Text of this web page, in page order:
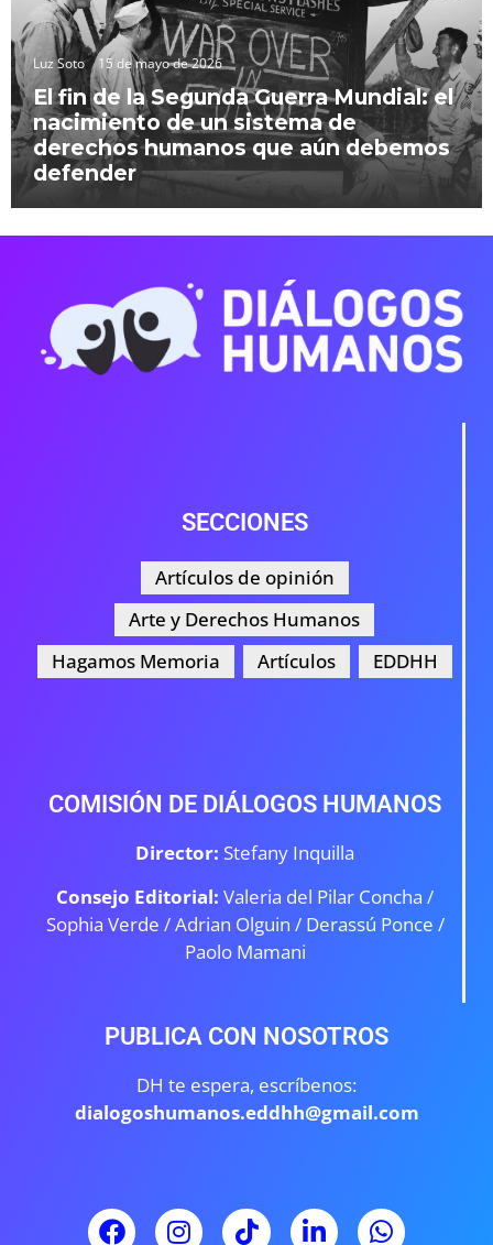
Luz Soto 15 de mayo de 2026
El fin de la Segunda Guerra Mundial: el
nacimiento de un sistema de
derechos humanos que aún debemos
defender
SECCIONES
Artículos de opinión
Arte y Derechos Humanos
Hagamos Memoria
Artículos EDDHH
COMISIÓN DE DIÁLOGOS HUMANOS
Director: Stefany Inquilla
Consejo Editorial: Valeria del Pilar Concha /
Sophia Verde /Adrian Olguin / Derassú Ponce /
Paolo Mamani
PUBLICA CON NOSOTROS
DH te espera, escríbenos:
dialogoshumanos.eddhh@gmail.com